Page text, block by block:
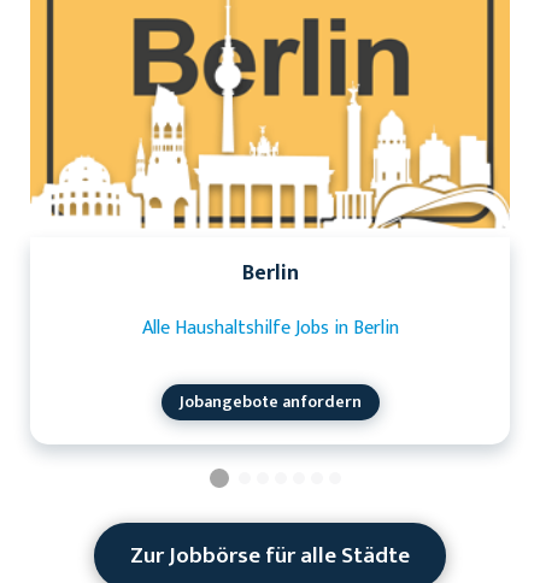
Berlin
Alle Haushaltshilfe Jobs in Berlin
Jobangebote anfordern
Zur Jobbörse für alle Städte